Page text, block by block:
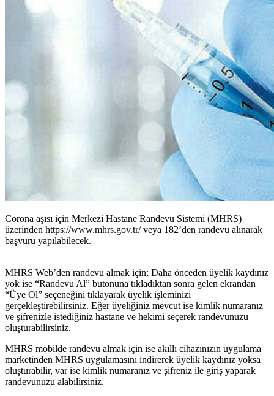
Corona aşısı için Merkezi Hastane Randevu Sistemi (MHRS)
üzerinden https://www.mhrs.gov.tr/ veya 182’den randevu alınarak
başvuru yapılabilecek.
MHRS Web’den randevu almak için; Daha önceden üyelik kaydınız
yok ise “Randevu Al” butonuna tıkladıktan sonra gelen ekrandan
“Üye Ol” seçeneğini tıklayarak üyelik işleminizi
gerçekleştirebilirsiniz. Eğer üyeliğiniz mevcut ise kimlik numaranız
ve şifrenizle istediğiniz hastane ve hekimi seçerek randevunuzu
oluşturabilirsiniz.
MHRS mobilde randevu almak için ise akıllı cihazınızın uygulama
marketinden MHRS uygulamasını indirerek üyelik kaydınız yoksa
oluşturabilir, var ise kimlik numaranız ve şifreniz ile giriş yaparak
randevunuzu alabilirsiniz.